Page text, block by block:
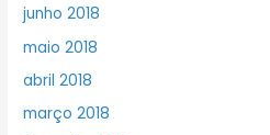
junho 2018
maio 2018
abril 2018
março 2018